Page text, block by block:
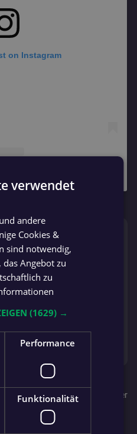
on Instagram
Harry
der bei Portugal die Nummer
Jahres bei einem
verwendet
andere
Cookies &
sind notwendig,
Angebot zu
zu
(1629) →
Performance
Funktionalität